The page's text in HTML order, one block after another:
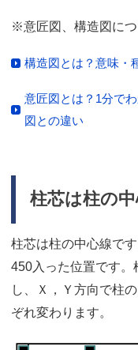
※意匠図、構造図につ
構造図とは？意味・
意匠図とは？1分で
図との違い
柱芯は柱の
柱芯は柱の中心線で
450入った位置です。
し、Ｘ，Ｙ方向で柱
ぞれ変わります。